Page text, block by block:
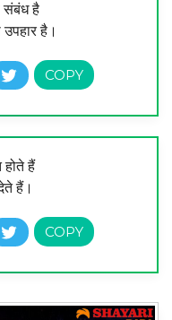
संबंध है
है।
होते हैं
हैं।